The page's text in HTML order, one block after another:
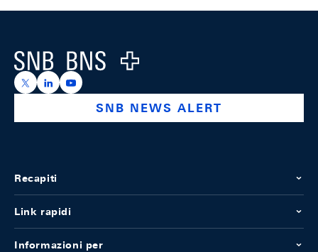
Logo
https://x.com/snb_bns
https://ch.linkedin.com/company/swiss-national-
https://www.youtube.com/@swissnationalbank
SNB NEWS ALERT
Recapiti
Link rapidi
Informazioni per